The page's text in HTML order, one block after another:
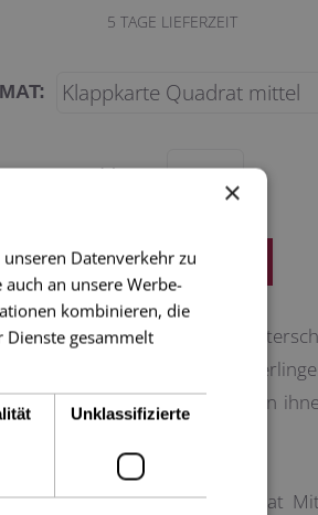
5 TAGE LIEFERZEIT
Menge
- die Karte um zu
zu gratulieren. Die
Luft - zusammen. Einige von
Klappkarte im Format Quadrat
×
Datenverkehr zu
an unsere Werbe-
kombinieren, die
Dienste gesammelt
Unklassifizierte